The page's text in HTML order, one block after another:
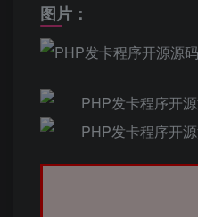
图片：